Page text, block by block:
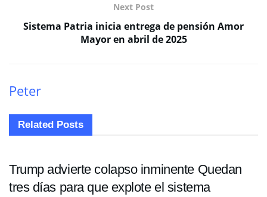
Next Post
Sistema Patria inicia entrega de pensión Amor
Mayor en abril de 2025
Peter
Related Posts
ECONOMÍA
Trump advierte colapso inminente Quedan
tres días para que explote el sistema